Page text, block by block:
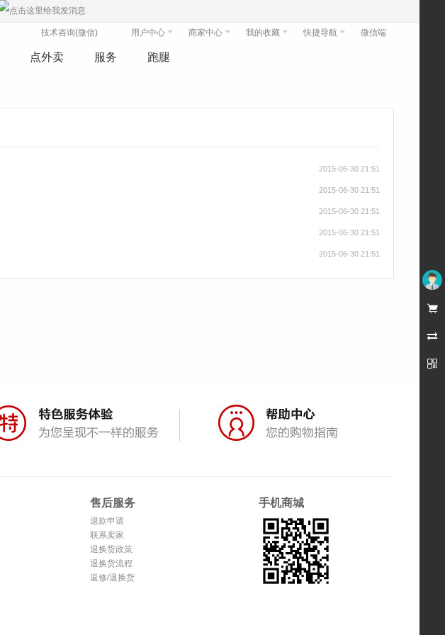
技术咨询(微信) 用户中心 商家中心 我的收藏 快捷导航 微信端
未登录



点外卖 服务 跑腿
2015-06-30 21:51
2015-06-30 21:51
2015-06-30 21:51
2015-06-30 21:51
2015-06-30 21:51
售后服务
退款申请
联系卖家
退换货政策
退换货流程
返修/退换货
手机商城